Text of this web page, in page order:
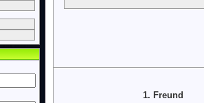
1. Freund